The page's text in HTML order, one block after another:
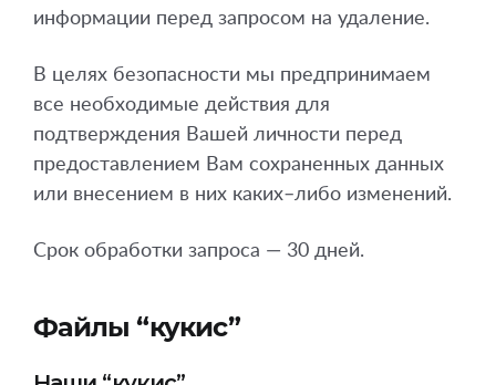
информации перед запросом на удаление.
В целях безопасности мы предпринимаем
все необходимые действия для
подтверждения Вашей личности перед
предоставлением Вам сохраненных данных
или внесением в них каких–либо изменений.
Срок обработки запроса — 30 дней.
Файлы “кукис”